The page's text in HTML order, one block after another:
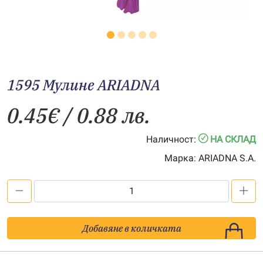
1595 Мулине АRIADNA
0.45€/ 0.88 лв.
Наличност:
НА СКЛАД
Марка: ARIADNA S.A.
Мулине
АRIADNA
Добавяне в количката